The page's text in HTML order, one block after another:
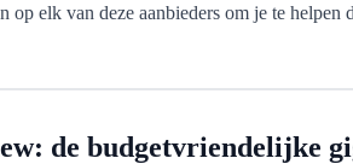
op elk van deze aanbieders om je te helpen
de budgetvriendelijke